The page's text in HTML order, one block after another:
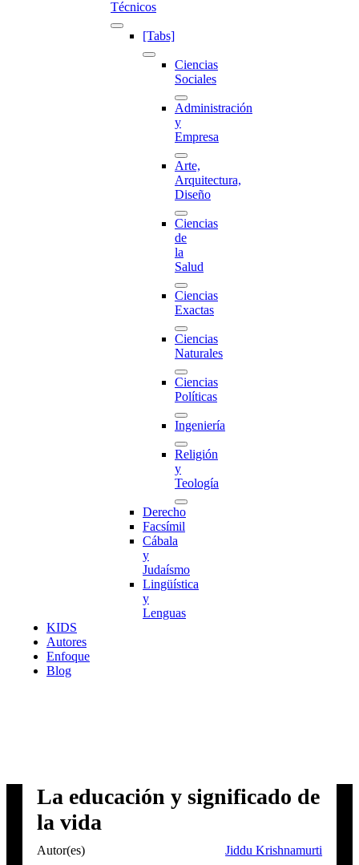
Técnicos
[Tabs]
Ciencias
Sociales
Administración
y
Empresa
Arte,
Arquitectura,
Diseño
Ciencias
de
la
Salud
Ciencias
Exactas
Ciencias
Naturales
Ciencias
Políticas
Ingeniería
Religión
y
Teología
Derecho
Facsímil
Cábala
y
Judaísmo
Lingüística
y
Lenguas
KIDS
Autores
Enfoque
Blog
La educación y significado de
la vida
Autor(es)
Jiddu Krishnamurti